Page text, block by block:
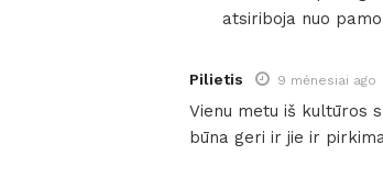
atsiriboja nuo
Pilietis 9 mėnesiai ago
Vienu metu iš kultūros
būna geri ir jie ir